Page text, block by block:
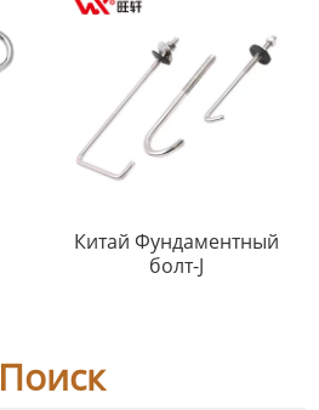
Китай Фундаментный
болт-J
Поиск